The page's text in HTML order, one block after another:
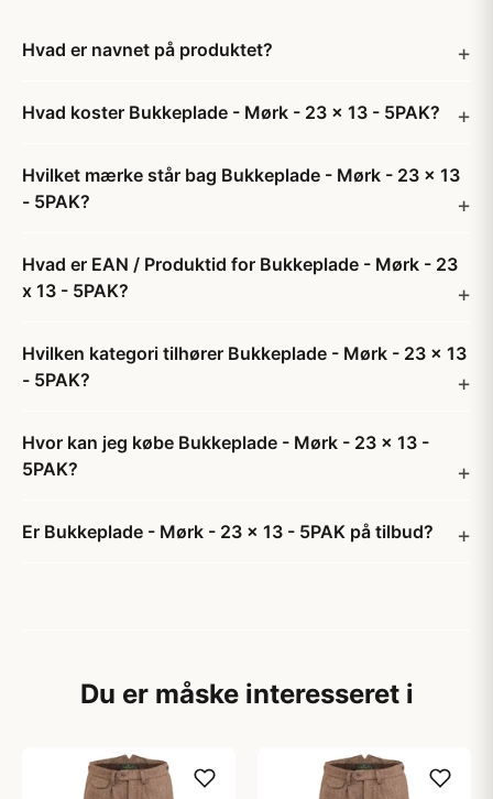
Hvad er navnet på produktet?
Hvad koster Bukkeplade - Mørk - 23 x 13 - 5PAK?
Hvilket mærke står bag Bukkeplade - Mørk - 23 x 13
- 5PAK?
Hvad er EAN / Produktid for Bukkeplade - Mørk - 23
x 13 - 5PAK?
Hvilken kategori tilhører Bukkeplade - Mørk - 23 x 13
- 5PAK?
Hvor kan jeg købe Bukkeplade - Mørk - 23 x 13 -
5PAK?
Er Bukkeplade - Mørk - 23 x 13 - 5PAK på tilbud?
Du er måske interesseret i